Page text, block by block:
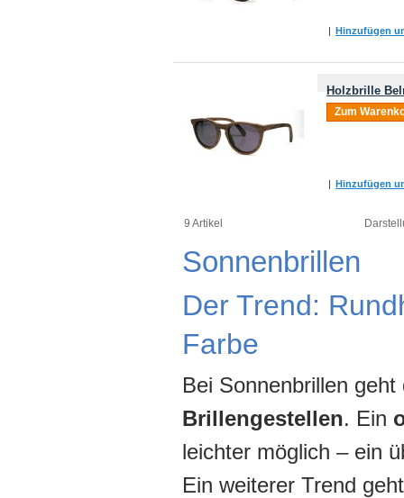
| Hinzufügen
Holzbrille
Zum
| Hinzufügen
9 Artikel
Sonnenbrillen
Der Trend:
Farbe
Bei Sonnenbrillen
Brillengestellen. Ein
leichter möglich – ein
Ein weiterer Trend